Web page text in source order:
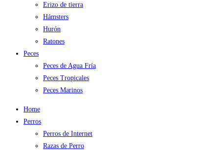
Erizo de tierra
Hámsters
Hurón
Ratones
Peces
Peces de Agua Fría
Peces Tropicales
Peces Marinos
Home
Perros
Perros de Internet
Razas de Perro